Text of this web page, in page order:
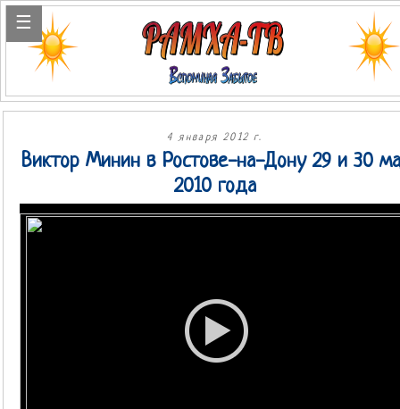
4 января 2012 г.
Виктор Минин в Ростове-на-Дону 29 и 30
2010 года